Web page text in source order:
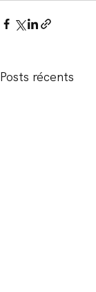
Posts récents